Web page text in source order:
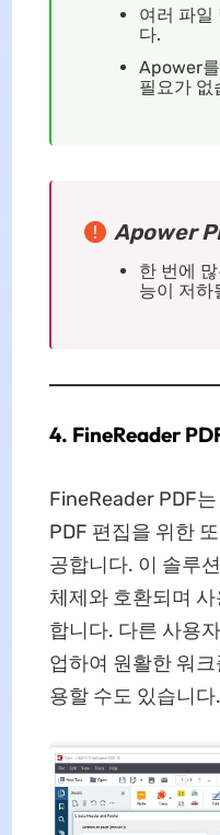
여러 파일
다.
Apower
필요가 없
Apower
한 번에
능이 저하
4. FineReader
FineReader PDF
PDF 편집을 위한
공합니다. 이 솔루
체제와 호환되며
합니다. 다른 사용
업하여 원활한 워
용할 수도 있습니다.